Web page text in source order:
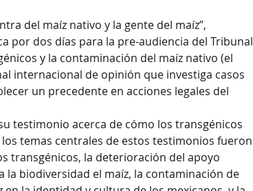
del maíz nativo y la gente del maíz”,
por dos días para la pre-audiencia del Tribunal
y la contaminación del maíz nativo (el
internacional de opinión que investiga casos
un precedente en acciones legales del
testimonio acerca de cómo los transgénicos
temas centrales de estos testimonios fueron
transgénicos, la deterioración del apoyo
la biodiversidad el maíz, la contaminación de